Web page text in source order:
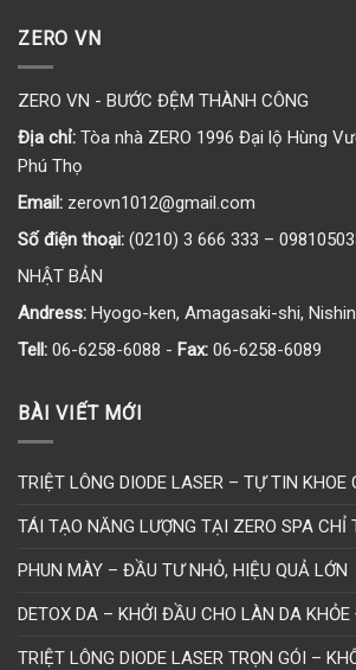
ZERO VN
ZERO VN - BƯỚC ĐỆM THÀNH CÔNG
Địa chỉ: Tòa nhà ZERO 1996 Đại lộ Hùng
Phú Thọ
Email: zerovn1012@gmail.com
Số điện thoại: (0210) 3 666 333 –
NHẬT BẢN
Andress: Hyogo-ken, Amagasaki-shi,
Tell: 06-6258-6088 - Fax: 06-6258-6089
BÀI VIẾT MỚI
TRIỆT LÔNG DIODE LASER – TỰ TIN
TÁI TẠO NĂNG LƯỢNG TẠI ZERO SPA CHỈ
PHUN MÀY – ĐẦU TƯ NHỎ, HIỆU QUẢ LỚN
DETOX DA – KHỞI ĐẦU CHO LÀN DA KHỎE
TRIỆT LÔNG DIODE LASER TRỌN GÓI –